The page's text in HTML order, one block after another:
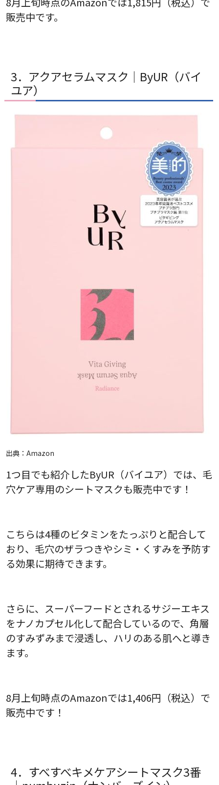
販売中です。
3．アクアセラムマスク｜ByUR（バイ
ユア）
出典： Amazon
1つ目でも紹介したByUR（バイユア）では、毛
穴ケア専用のシートマスクも販売中です！
こちらは4種のビタミンをたっぷりと配合して
おり、毛穴のザラつきやシミ・くすみを予防す
る効果に期待できます。
さらに、スーパーフードとされるサジーエキス
をナノカプセル化して配合しているので、角層
のすみずみまで浸透し、ハリのある肌へと導き
ます。
8月上旬時点のAmazonでは1,406円（税込）で
販売中です！
4．すべすべキメケアシートマスク3番